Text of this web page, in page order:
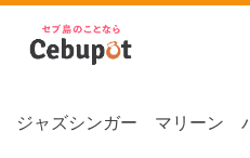
ジャズシンガー マリーン